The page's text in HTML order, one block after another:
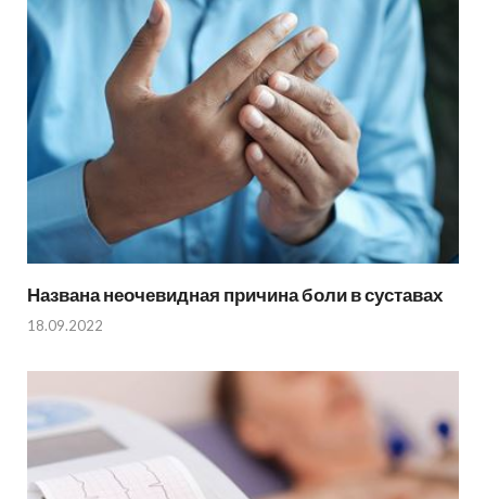
Названа неочевидная причина боли в суставах
18.09.2022